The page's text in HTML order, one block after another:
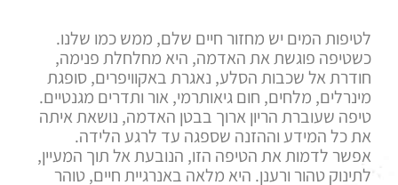
לטיפות המים יש מחזור חיים שלם, ממש כמו שלנו.
כשטיפה פוגשת את האדמה, היא מחלחלת פנימה,
חודרת אל שכבות הסלע, נאגרת באקוויפרים, סופגת
מינרלים, מלחים, חום גיאותרמי, אור ותדרים מגנטיים.
טיפה שעוברת הריון ארוך בבטן האדמה, נושאת איתה
את כל המידע וההזנה שספגה עד לרגע הלידה.
אפשר לדמות את הטיפה הזו, הנובעת אל תוך המעיין,
לתינוק טהור ורענן. היא מלאה באנרגיית חיים, טוהר